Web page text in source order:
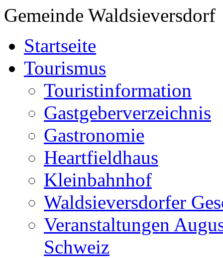
Gemeinde Waldsieversdorf
Startseite
Tourismus
Touristinformation
Gastgeberverzeichnis
Gastronomie
Heartfieldhaus
Kleinbahnhof
Waldsieversdorfer
Veranstaltungen
Schweiz